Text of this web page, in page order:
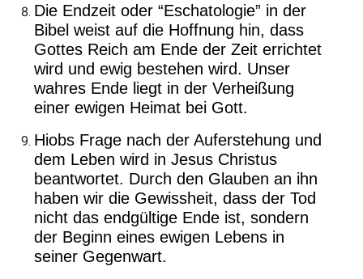
Die Endzeit oder “Eschatologie” in der
Bibel weist auf die Hoffnung hin, dass
Gottes Reich am Ende der Zeit errichtet
wird und ewig bestehen wird. Unser
wahres Ende liegt in der Verheißung
einer ewigen Heimat bei Gott.
Hiobs Frage nach der Auferstehung und
dem Leben wird in Jesus Christus
beantwortet. Durch den Glauben an ihn
haben wir die Gewissheit, dass der Tod
nicht das endgültige Ende ist, sondern
der Beginn eines ewigen Lebens in
seiner Gegenwart.